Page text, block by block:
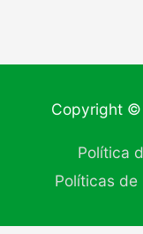
Copyright
Política
Políticas de